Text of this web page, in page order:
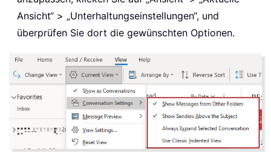
Ansicht“ > „Unterhaltungseinstellungen“, und
überprüfen Sie dort die gewünschten Optionen.